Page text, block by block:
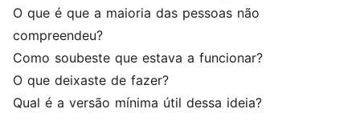
O que é que a maioria das pessoas não
compreendeu?
Como soubeste que estava a funcionar?
O que deixaste de fazer?
Qual é a versão mínima útil dessa ideia?